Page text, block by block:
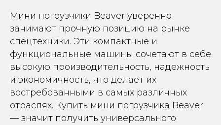
Мини погрузчики Beaver уверенно
занимают прочную позицию на рынке
спецтехники. Эти компактные и
функциональные машины сочетают в себе
высокую производительность, надежность
и экономичность, что делает их
востребованными в самых различных
отраслях. Купить мини погрузчика Beaver
— значит получить универсального